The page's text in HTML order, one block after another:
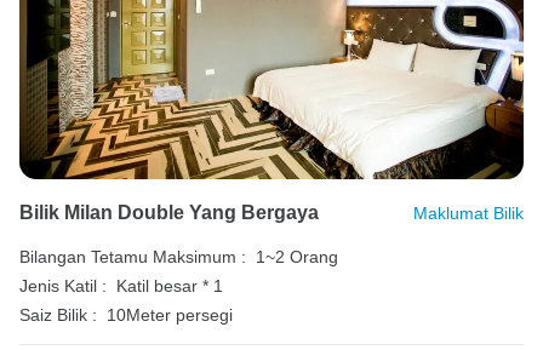
Bilik Milan Double Yang Bergaya Maklumat Bilik
Bilangan Tetamu Maksimum :
1~2 Orang
Jenis Katil :
Katil besar * 1
Saiz Bilik :
10Meter persegi